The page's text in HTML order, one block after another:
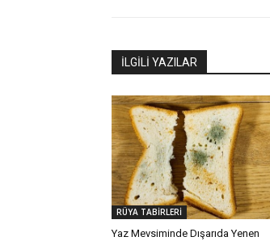
İLGİLİ YAZILAR
RÜYA TABİRLERİ
Yaz Mevsiminde Dışarıda Yenen